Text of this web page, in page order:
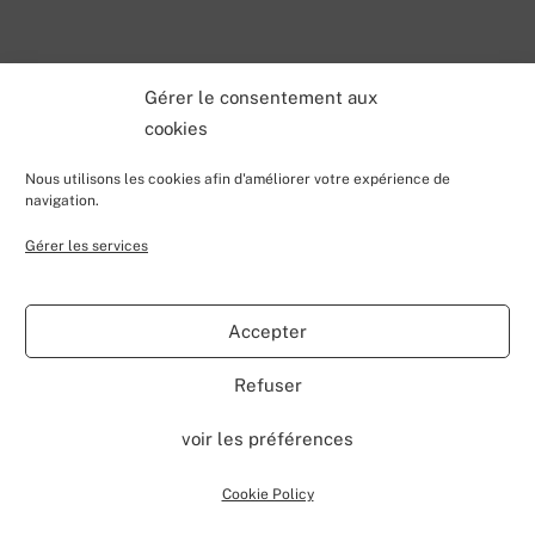
Gérer le consentement aux
cookies
Nous utilisons les cookies afin d'améliorer votre expérience de
navigation.
Gérer les services
Accepter
Refuser
voir les préférences
Cookie Policy